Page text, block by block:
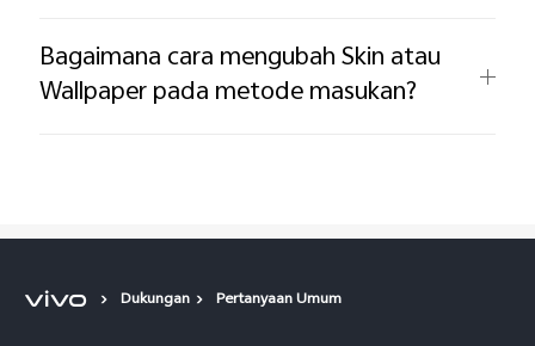
Bagaimana cara mengubah Skin atau
Wallpaper pada metode masukan?
Dukungan Pertanyaan Umum